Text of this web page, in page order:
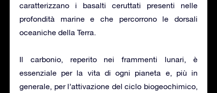
caratterizzano i basalti ceruttati presenti nelle
profondità marine e che percorrono le dorsali
oceaniche della Terra.
Il carbonio, reperito nei frammenti lunari, è
essenziale per la vita di ogni pianeta e, più in
generale, per l’attivazione del ciclo biogeochimico,